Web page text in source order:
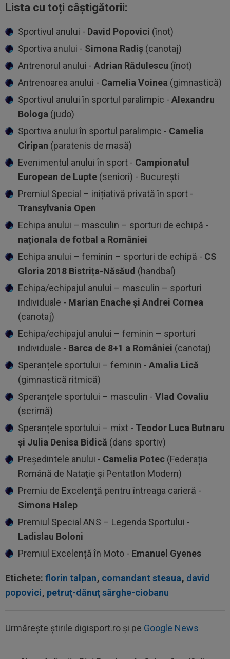
Lista cu toți câștigătorii:
Sportivul anului - David Popovici (înot)
⁠Sportiva anului - Simona Radiș (canotaj)
⁠Antrenorul anului - Adrian Rădulescu (înot)
⁠Antrenoarea anului - Camelia Voinea (gimnastică)
⁠Sportivul anului în sportul paralimpic - Alexandru
Bologa (judo)
⁠Sportiva anului în sportul paralimpic - Camelia
Ciripan (paratenis de masă)
⁠Evenimentul anului în sport - Campionatul
European de Lupte (seniori) - București
Premiul Special – inițiativă privată în sport -
Transylvania Open
⁠Echipa anului – masculin – sporturi de echipă -
naționala de fotbal a României
⁠Echipa anului – feminin – sporturi de echipă - CS
Gloria 2018 Bistrița-Năsăud (handbal)
⁠Echipa/echipajul anului – masculin – sporturi
individuale - Marian Enache și Andrei Cornea
(canotaj)
⁠Echipa/echipajul anului – feminin – sporturi
individuale - Barca de 8+1 a României (canotaj)
⁠Speranțele sportului – feminin - Amalia Lică
(gimnastică ritmică)
⁠Speranțele sportului – masculin - Vlad Covaliu
(scrimă)
⁠Speranțele sportului – mixt - Teodor Luca Butnaru
și Julia Denisa Bidică (dans sportiv)
⁠Președintele anului - Camelia Potec (Federația
Română de Natație și Pentatlon Modern)
Premiu de Excelență pentru întreaga carieră -
Simona Halep
⁠Premiul Special ANS – Legenda Sportului -
Ladislau Boloni
Premiul Excelență în Moto - Emanuel Gyenes
Etichete: florin talpan, comandant steaua, david
popovici, petruţ-dănuţ sârghe-ciobanu
Urmărește știrile digisport.ro și pe Google News